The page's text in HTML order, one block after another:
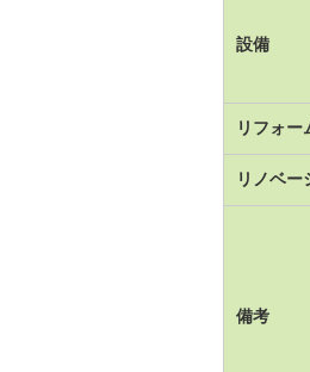
設備
リフォー
リノベー
備考